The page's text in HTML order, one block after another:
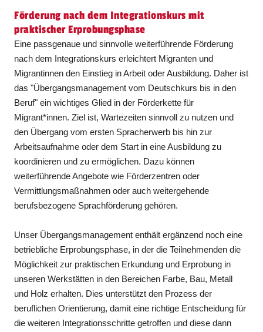
Förderung nach dem Integrationskurs mit
praktischer Erprobungsphase
Eine passgenaue und sinnvolle weiterführende Förderung
nach dem Integrationskurs erleichtert Migranten und
Migrantinnen den Einstieg in Arbeit oder Ausbildung. Daher ist
das "Übergangsmanagement vom Deutschkurs bis in den
Beruf" ein wichtiges Glied in der Förderkette für
Migrant*innen. Ziel ist, Wartezeiten sinnvoll zu nutzen und
den Übergang vom ersten Spracherwerb bis hin zur
Arbeitsaufnahme oder dem Start in eine Ausbildung zu
koordinieren und zu ermöglichen. Dazu können
weiterführende Angebote wie Förderzentren oder
Vermittlungsmaßnahmen oder auch weitergehende
berufsbezogene Sprachförderung gehören.
Unser Übergangsmanagement enthält ergänzend noch eine
betriebliche Erprobungsphase, in der die Teilnehmenden die
Möglichkeit zur praktischen Erkundung und Erprobung in
unseren Werkstätten in den Bereichen Farbe, Bau, Metall
und Holz erhalten. Dies unterstützt den Prozess der
beruflichen Orientierung, damit eine richtige Entscheidung für
die weiteren Integrationsschritte getroffen und diese dann